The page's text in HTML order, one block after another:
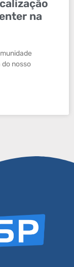
na
nosso